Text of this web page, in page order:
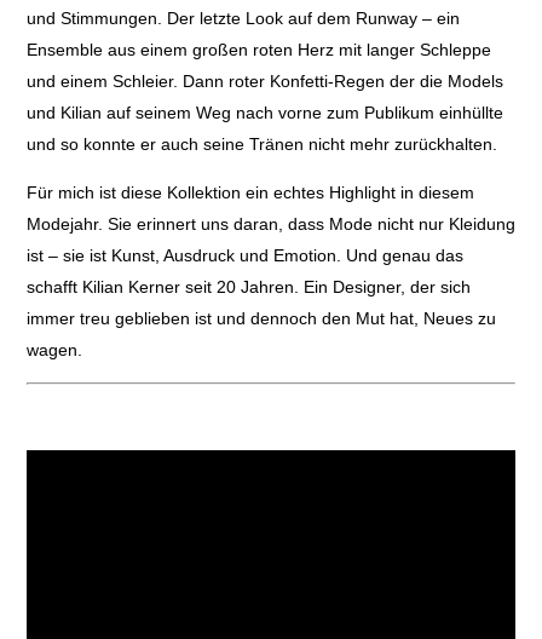
und Stimmungen. Der letzte Look auf dem Runway – ein
Ensemble aus einem großen roten Herz mit langer Schleppe
und einem Schleier. Dann roter Konfetti-Regen der die Models
und Kilian auf seinem Weg nach vorne zum Publikum einhüllte
und so konnte er auch seine Tränen nicht mehr zurückhalten.
Für mich ist diese Kollektion ein echtes Highlight in diesem
Modejahr. Sie erinnert uns daran, dass Mode nicht nur Kleidung
ist – sie ist Kunst, Ausdruck und Emotion. Und genau das
schafft Kilian Kerner seit 20 Jahren. Ein Designer, der sich
immer treu geblieben ist und dennoch den Mut hat, Neues zu
wagen.